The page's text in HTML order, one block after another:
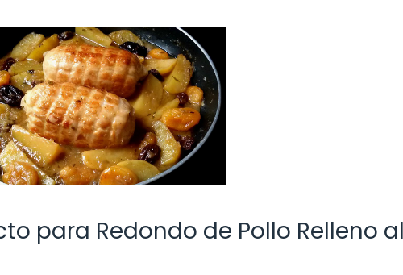
para Redondo de Pollo Relleno